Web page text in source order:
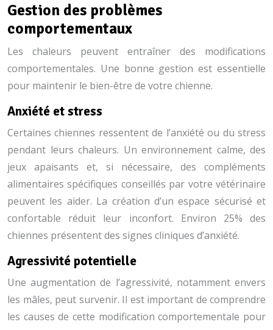
Gestion des problèmes
comportementaux
Les chaleurs peuvent entraîner des modifications
comportementales. Une bonne gestion est essentielle
pour maintenir le bien-être de votre chienne.
Anxiété et stress
Certaines chiennes ressentent de l’anxiété ou du stress
pendant leurs chaleurs. Un environnement calme, des
jeux apaisants et, si nécessaire, des compléments
alimentaires spécifiques conseillés par votre vétérinaire
peuvent les aider. La création d’un espace sécurisé et
confortable réduit leur inconfort. Environ 25% des
chiennes présentent des signes cliniques d’anxiété.
Agressivité potentielle
Une augmentation de l’agressivité, notamment envers
les mâles, peut survenir. Il est important de comprendre
les causes de cette modification comportementale pour